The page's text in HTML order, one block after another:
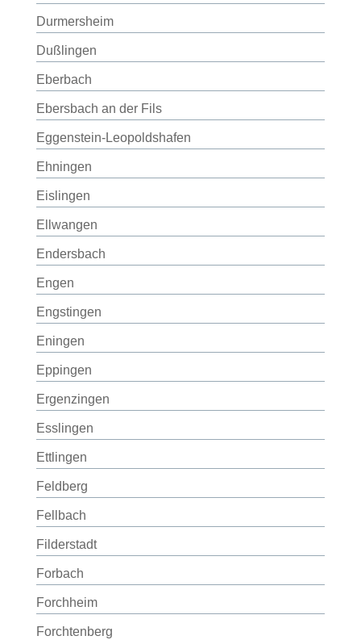
Durmersheim
Dußlingen
Eberbach
Ebersbach an der Fils
Eggenstein-Leopoldshafen
Ehningen
Eislingen
Ellwangen
Endersbach
Engen
Engstingen
Eningen
Eppingen
Ergenzingen
Esslingen
Ettlingen
Feldberg
Fellbach
Filderstadt
Forbach
Forchheim
Forchtenberg